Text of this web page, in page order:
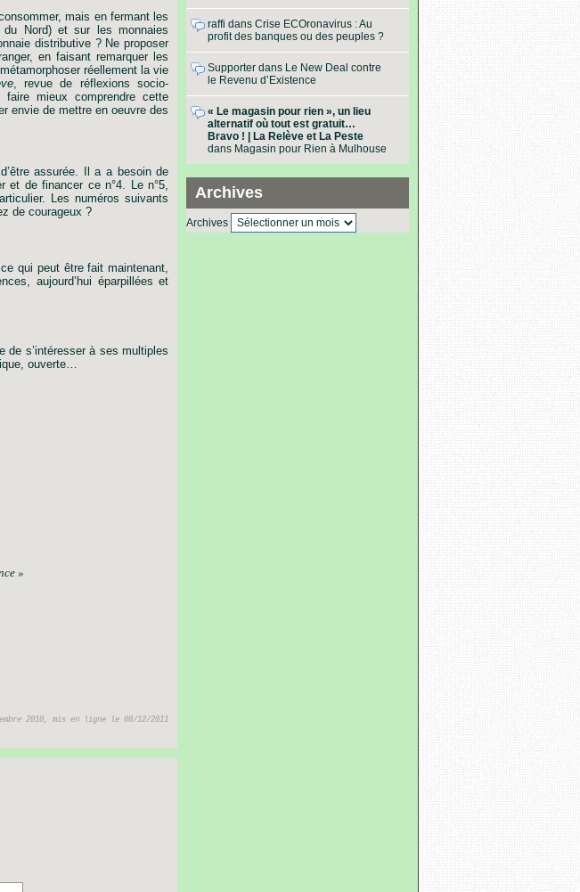
raffi dans Crise ECOronavirus : Au
profit des banques ou des peuples ?
Supporter dans Le New Deal contre
le Revenu d’Existence
« Le magasin pour rien », un lieu
alternatif où tout est gratuit…
Bravo ! | La Relève et La Peste
dans Magasin pour Rien à Mulhouse
Archives
Archives
mais en fermant les
du Nord) et sur les monnaies
distributive ? Ne proposer
en faisant remarquer les
métamorphoser réellement la vie
, revue de réflexions socio-
faire mieux comprendre cette
envie de mettre en oeuvre des
d’être assurée. a a besoin de
et de financer ce n°4. Le n°5,
Les numéros suivants
de courageux ?
ce qui peut être fait maintenant,
aujourd’hui éparpillées et
de s’intéresser à ses multiples
ouverte…
»
2010, mis en ligne le 08/12/2011